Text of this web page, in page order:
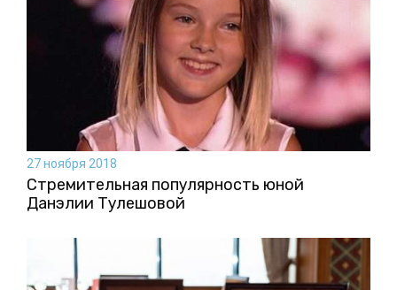
27 ноября 2018
Стремительная популярность юной
Данэлии Тулешовой